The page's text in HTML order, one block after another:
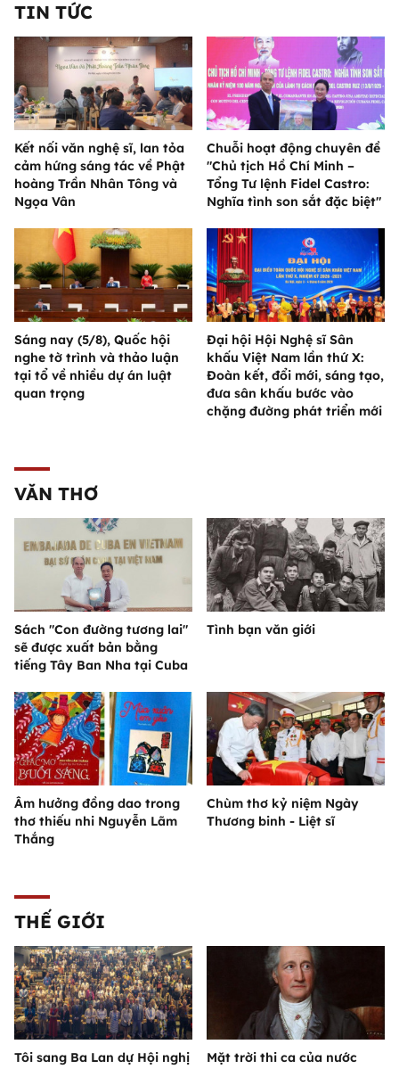
TIN TỨC
Kết nối văn nghệ sĩ, lan tỏa
cảm hứng sáng tác về Phật
hoàng Trần Nhân Tông và
Ngọa Vân
Chuỗi hoạt động chuyên đề
"Chủ tịch Hồ Chí Minh –
Tổng Tư lệnh Fidel Castro:
Nghĩa tình son sắt đặc biệt"
Sáng nay (5/8), Quốc hội
nghe tờ trình và thảo luận
tại tổ về nhiều dự án luật
quan trọng
Đại hội Hội Nghệ sĩ Sân
khấu Việt Nam lần thứ X:
Đoàn kết, đổi mới, sáng tạo,
đưa sân khấu bước vào
chặng đường phát triển mới
VĂN THƠ
Sách "Con đường tương lai"
sẽ được xuất bản bằng
tiếng Tây Ban Nha tại Cuba
Tình bạn văn giới
Âm hưởng đồng dao trong
thơ thiếu nhi Nguyễn Lãm
Thắng
Chùm thơ kỷ niệm Ngày
Thương binh - Liệt sĩ
THẾ GIỚI
Tôi sang Ba Lan dự Hội nghị
Mặt trời thi ca của nước